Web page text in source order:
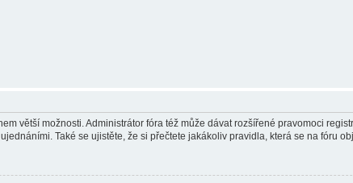
větší možnosti. Administrátor fóra též může dávat rozšířené pravomoci
Také se ujistěte, že si přečtete jakákoliv pravidla, která se na fóru